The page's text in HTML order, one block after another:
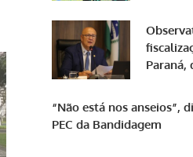
Paraná,
“Não está nos anseios”,
PEC da Bandidagem